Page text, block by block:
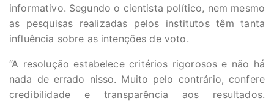
informativo. Segundo o cientista político, nem mesmo
as pesquisas realizadas pelos institutos têm tanta
influência sobre as intenções de voto.
“A resolução estabelece critérios rigorosos e não há
nada de errado nisso. Muito pelo contrário, confere
credibilidade e transparência aos resultados.